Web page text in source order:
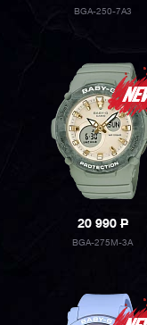
BGA-250-7A3
20 990P
BGA-275M-3A